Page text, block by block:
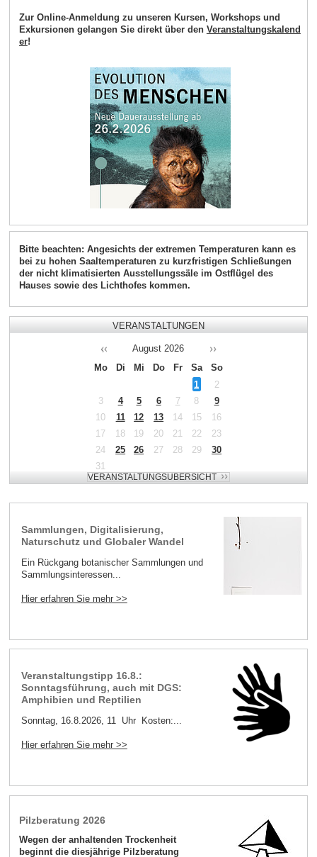
Zur Online-Anmeldung zu unseren Kursen, Workshops und
Exkursionen gelangen Sie direkt über den Veranstaltungskalend
er!
Bitte beachten: Angesichts der extremen Temperaturen kann es
bei zu hohen Saaltemperaturen zu kurzfristigen Schließungen
der nicht klimatisierten Ausstellungssäle im Ostflügel des
Hauses sowie des Lichthofes kommen.
VERANSTALTUNGEN
August 2026
Mo
Di Mi Do Fr Sa
So
1
2
3
4 5 6 7 8
9
10
11 12 13 14 15
16
17
18 19 20 21 22
23
24
25 26 27 28 29
30
31
Sammlungen, Digitalisierung,
Naturschutz und Globaler Wandel
Ein Rückgang botanischer Sammlungen und
Sammlungsinteressen...
Hier erfahren Sie mehr >>
Veranstaltungstipp 16.8.:
Sonntagsführung, auch mit DGS:
Amphibien und Reptilien
Sonntag, 16.8.2026, 11 Uhr Kosten:...
Hier erfahren Sie mehr >>
Pilzberatung 2026
Wegen der anhaltenden Trockenheit
beginnt die diesjährige Pilzberatung